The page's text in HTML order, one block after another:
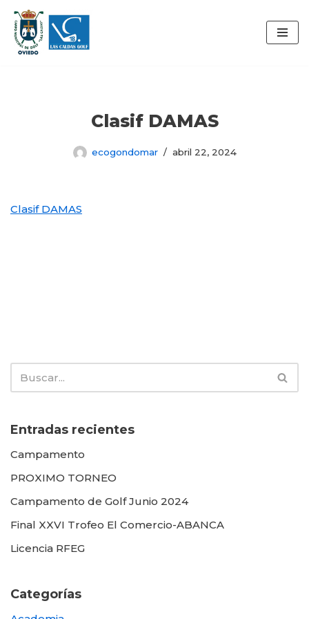
Saltar
al
Clasif DAMAS
ecogondomar abril 22, 2024
Clasif DAMAS
Entradas recientes
Campamento
PROXIMO TORNEO
Campamento de Golf Junio 2024
Final XXVI Trofeo El Comercio-ABANCA
Licencia RFEG
Categorías